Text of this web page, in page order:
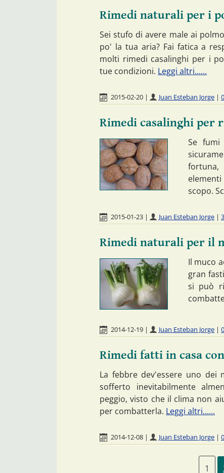
Rimedi naturali per i
Sei stufo di avere male ai
po' la tua aria? Fai fatica a
molti rimedi casalinghi per i
tue condizioni. Leggi altri......
2015-02-20 | Juan Esteban Jorge | 0
Rimedi casalinghi per
Se
fortuna,
scopo.
2015-01-23 | Juan Esteban Jorge |
Rimedi naturali per il
Il muco
gran
si può
2014-12-19 | Juan Esteban Jorge | 0
Rimedi fatti in casa
La febbre dev'essere uno
sofferto inevitabilmente
peggio, visto che il clima non
per combatterla. Leggi altri......
2014-12-08 | Juan Esteban Jorge | 0
1